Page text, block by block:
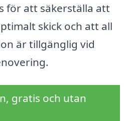
för att säkerställa att
skick och att all
är tillgänglig vid
gratis och utan